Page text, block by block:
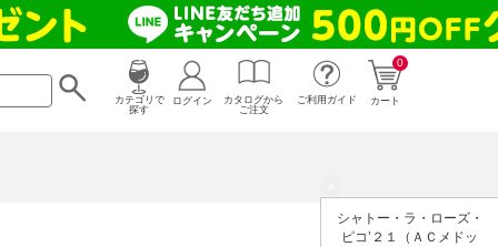
カテゴリで
探す
0
カート
ログイン
カタログから
ご注文
ご利用ガイド
シャトー・ラ・ローズ・
ピコ’２１（ＡＣメドッ